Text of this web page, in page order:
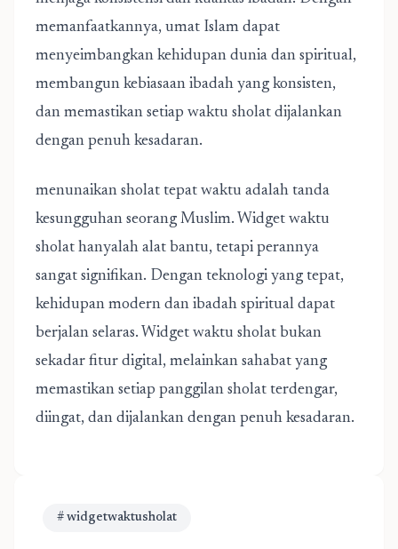
memanfaatkannya, umat Islam dapat
menyeimbangkan kehidupan dunia dan spiritual,
membangun kebiasaan ibadah yang konsisten,
dan memastikan setiap waktu sholat dijalankan
dengan penuh kesadaran.
menunaikan sholat tepat waktu adalah tanda
kesungguhan seorang Muslim. Widget waktu
sholat hanyalah alat bantu, tetapi perannya
sangat signifikan. Dengan teknologi yang tepat,
kehidupan modern dan ibadah spiritual dapat
berjalan selaras. Widget waktu sholat bukan
sekadar fitur digital, melainkan sahabat yang
memastikan setiap panggilan sholat terdengar,
diingat, dan dijalankan dengan penuh kesadaran.
# widgetwaktusholat